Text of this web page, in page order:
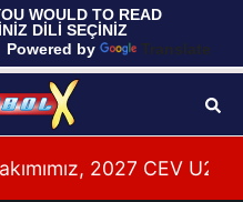
WOULD TO READ
DİLİ SEÇİNİZ
Powered by
Translate
2027 CEV U20